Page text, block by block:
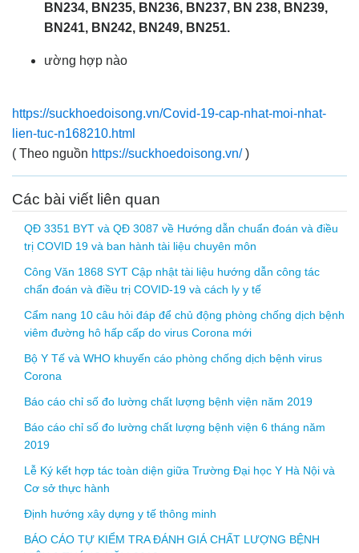
BN234, BN235, BN236, BN237, BN 238, BN239,
BN241, BN242, BN249, BN251.
ường hợp nào
https://suckhoedoisong.vn/Covid-19-cap-nhat-moi-nhat-
lien-tuc-n168210.html
( Theo nguồn https://suckhoedoisong.vn/)
Các bài viết liên quan
QĐ 3351 BYT và QĐ 3087 về Hướng dẫn chuẩn đoán và điều
trị COVID 19 và ban hành tài liệu chuyên môn
Công Văn 1868 SYT Cập nhật tài liệu hướng dẫn công tác
chẩn đoán và điều trị COVID-19 và cách ly y tế
Cẩm nang 10 câu hỏi đáp để chủ động phòng chống dịch bệnh
viêm đường hô hấp cấp do virus Corona mới
Bộ Y Tế và WHO khuyến cáo phòng chống dịch bệnh virus
Corona
Báo cáo chỉ số đo lường chất lượng bệnh viện năm 2019
Báo cáo chỉ số đo lường chất lượng bệnh viện 6 tháng năm
2019
Lễ Ký kết hợp tác toàn diện giữa Trường Đại học Y Hà Nội và
Cơ sở thực hành
Định hướng xây dựng y tế thông minh
BÁO CÁO TỰ KIỂM TRA ĐÁNH GIÁ CHẤT LƯỢNG BỆNH